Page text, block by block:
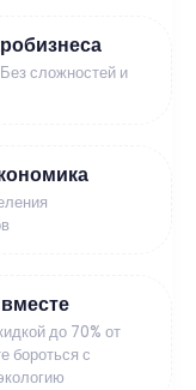
сложностей и
до 70% от
бороться с